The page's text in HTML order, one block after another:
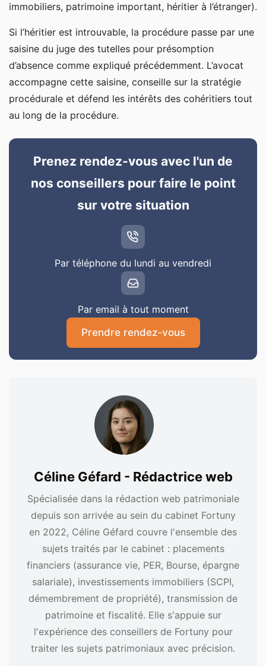
immobiliers, patrimoine important, héritier à l’étranger).
Si l’héritier est introuvable, la procédure passe par une
saisine du juge des tutelles pour présomption
d’absence comme expliqué précédemment. L’avocat
accompagne cette saisine, conseille sur la stratégie
procédurale et défend les intérêts des cohéritiers tout
au long de la procédure.
Prenez rendez-vous avec l'un de
nos conseillers pour faire le point
sur votre situation
Par téléphone du lundi au vendredi
Par email à tout moment
Prendre rendez-vous
Céline Géfard - Rédactrice web
Spécialisée dans la rédaction web patrimoniale
depuis son arrivée au sein du cabinet Fortuny
en 2022, Céline Géfard couvre l'ensemble des
sujets traités par le cabinet : placements
financiers (assurance vie, PER, Bourse, épargne
salariale), investissements immobiliers (SCPI,
démembrement de propriété), transmission de
patrimoine et fiscalité. Elle s'appuie sur
l'expérience des conseillers de Fortuny pour
traiter les sujets patrimoniaux avec précision.